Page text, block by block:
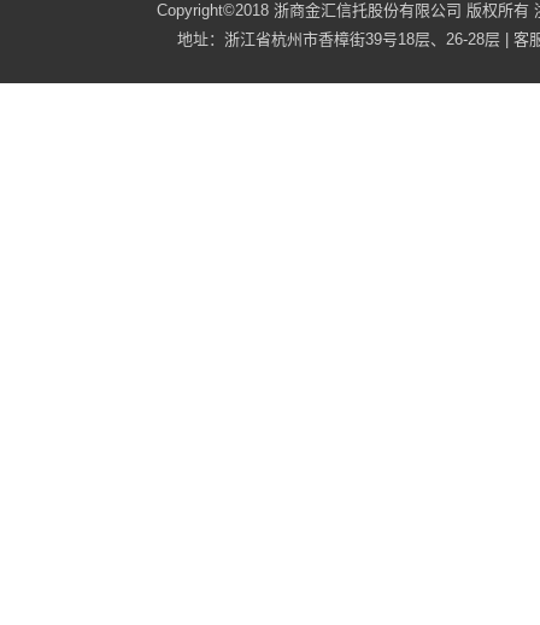
Copyright©2018 浙商金汇信托股份有限公司 版权所有
地址：浙江省杭州市香樟街39号18层、26-28层 |